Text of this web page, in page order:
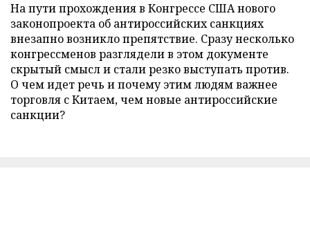
На пути прохождения в Конгрессе США нового
законопроекта об антироссийских санкциях
внезапно возникло препятствие. Сразу несколько
конгрессменов разглядели в этом документе
скрытый смысл и стали резко выступать против.
О чем идет речь и почему этим людям важнее
торговля с Китаем, чем новые антироссийские
санкции?